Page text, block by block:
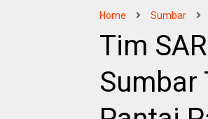
Home Sumbar
Tim
Sumbar